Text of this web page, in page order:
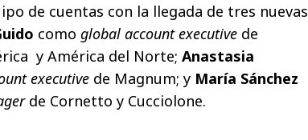
de cuentas con la llegada de tres nuevas
como global account executive de
y América del Norte; Anastasia
executive de Magnum; y María Sánchez
de Cornetto y Cucciolone.